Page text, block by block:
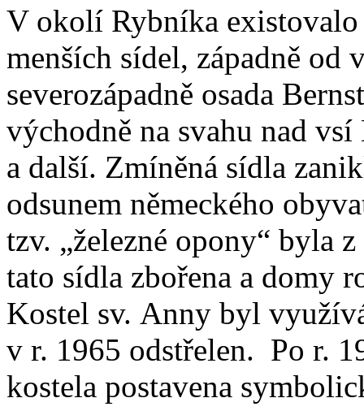
V okolí Rybníka
menších sídel, západně od
severozápadně osada
východně na svahu nad
a další. Zmíněná sídla
odsunem německého
tzv. „železné opony“ byla
tato sídla zbořena a domy
Kostel sv. Anny byl
v r. 1965 odstřelen. Po r.
kostela postavena